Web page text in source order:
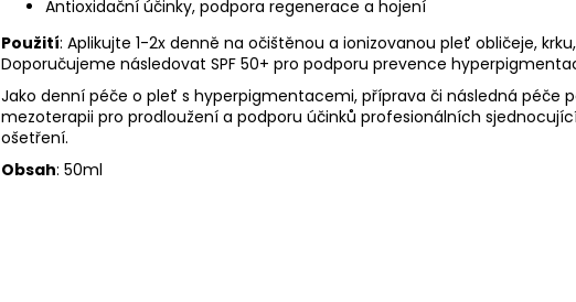
Antioxidační účinky, podpora regenerace a hojení
Použití: Aplikujte 1-2x denně na očištěnou a ionizovanou pleť obličeje,
Doporučujeme následovat SPF 50+ pro podporu prevence
Jako denní péče o pleť s hyperpigmentacemi, příprava či následná péče
mezoterapii pro prodloužení a podporu účinků profesionálních
ošetření.
Obsah: 50ml